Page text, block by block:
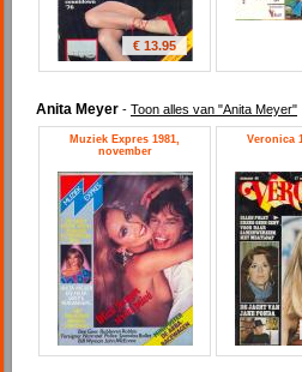
€ 13.95
Anita Meyer - Toon alles van "Anita Meyer"
Muziek Expres 1981,
november
Veronica